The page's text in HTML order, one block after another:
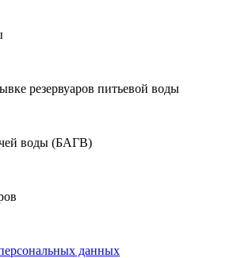
резервуаров питьевой воды
воды (БАГВ)
данных